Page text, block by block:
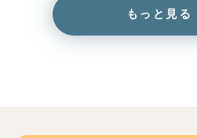
もっと見る